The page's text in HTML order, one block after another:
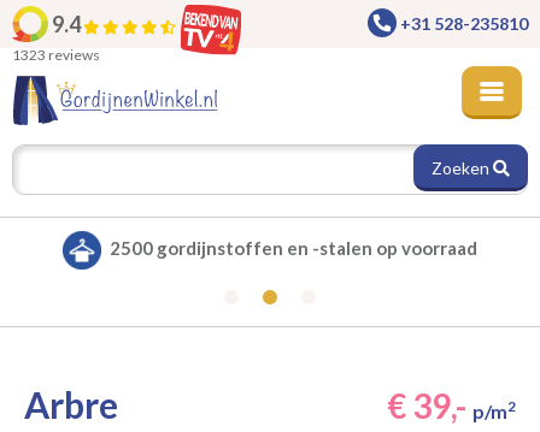
9.4
1323 reviews
+31 528-235810
Zoeken
Alle gordijnen verduisterend leverbaar
Arbre € 39,- p/m2